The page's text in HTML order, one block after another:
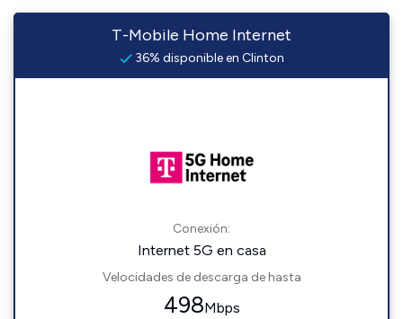
T-Mobile Home Internet
36% disponible en Clinton
Conexión:
Internet 5G en casa
Velocidades de descarga de hasta
498Mbps